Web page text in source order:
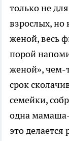
только не
взрослых,
женой, весь
порой
женой», чем-
срок
семейки,
одна
это делается